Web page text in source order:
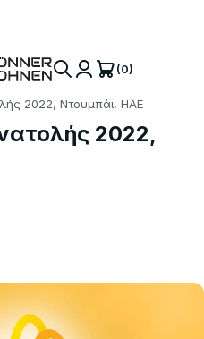
(0)
2022, Ντουμπάι, ΗΑΕ
2022,